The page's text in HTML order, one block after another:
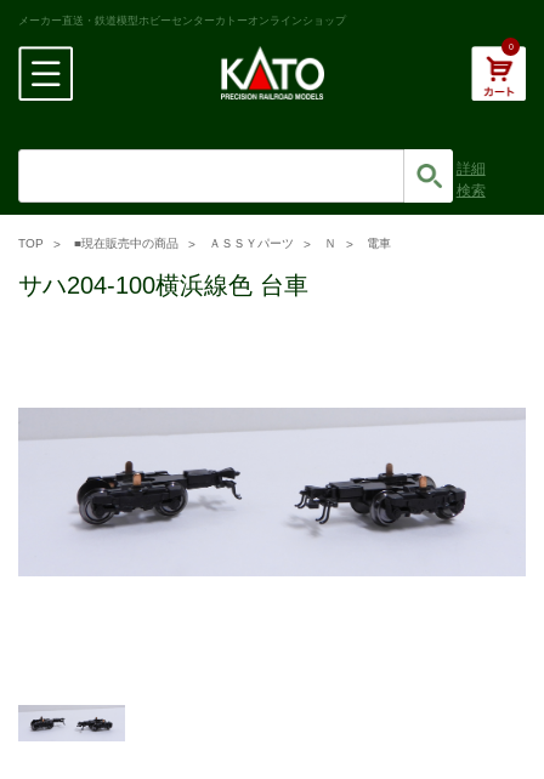
メーカー直送・鉄道模型ホビーセンターカトーオンラインショップ
0
詳細
検索
TOP ■現在販売中の商品 ＡＳＳＹパーツ Ｎ 電車
サハ204-100横浜線色 台車